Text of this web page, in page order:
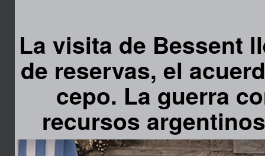
La visita de Bessent
de reservas, el
cepo. La guerra
recursos